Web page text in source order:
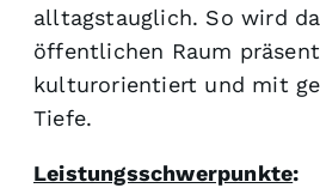
alltagstauglich. So wird
öffentlichen Raum
kulturorientiert und mit
Tiefe.
Leistungsschwerpunkte: